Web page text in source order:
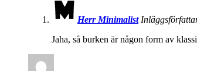
Herr Minimalist
Jaha, så burken är någon form av